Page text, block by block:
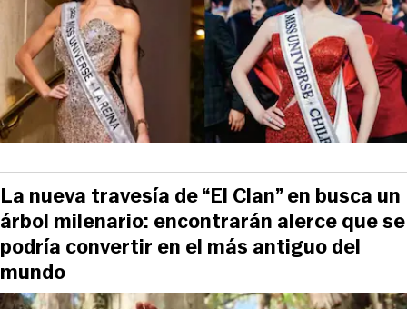
La nueva travesía de “El Clan” en busca un
árbol milenario: encontrarán alerce que se
podría convertir en el más antiguo del
mundo